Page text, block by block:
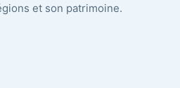
et son patrimoine.